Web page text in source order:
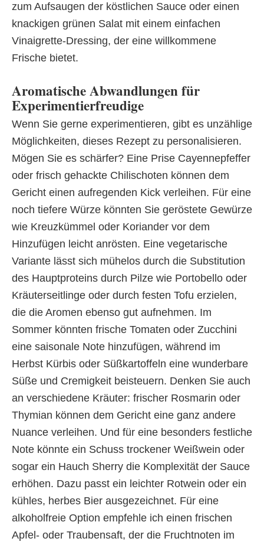
zum Aufsaugen der köstlichen Sauce oder einen
knackigen grünen Salat mit einem einfachen
Vinaigrette-Dressing, der eine willkommene
Frische bietet.
Aromatische Abwandlungen für
Experimentierfreudige
Wenn Sie gerne experimentieren, gibt es unzählige
Möglichkeiten, dieses Rezept zu personalisieren.
Mögen Sie es schärfer? Eine Prise Cayennepfeffer
oder frisch gehackte Chilischoten können dem
Gericht einen aufregenden Kick verleihen. Für eine
noch tiefere Würze könnten Sie geröstete Gewürze
wie Kreuzkümmel oder Koriander vor dem
Hinzufügen leicht anrösten. Eine vegetarische
Variante lässt sich mühelos durch die Substitution
des Hauptproteins durch Pilze wie Portobello oder
Kräuterseitlinge oder durch festen Tofu erzielen,
die die Aromen ebenso gut aufnehmen. Im
Sommer könnten frische Tomaten oder Zucchini
eine saisonale Note hinzufügen, während im
Herbst Kürbis oder Süßkartoffeln eine wunderbare
Süße und Cremigkeit beisteuern. Denken Sie auch
an verschiedene Kräuter: frischer Rosmarin oder
Thymian können dem Gericht eine ganz andere
Nuance verleihen. Und für eine besonders festliche
Note könnte ein Schuss trockener Weißwein oder
sogar ein Hauch Sherry die Komplexität der Sauce
erhöhen. Dazu passt ein leichter Rotwein oder ein
kühles, herbes Bier ausgezeichnet. Für eine
alkoholfreie Option empfehle ich einen frischen
Apfel- oder Traubensaft, der die Fruchtnoten im